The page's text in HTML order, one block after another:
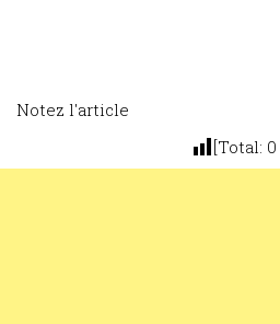
Notez l'article
[Total: 0